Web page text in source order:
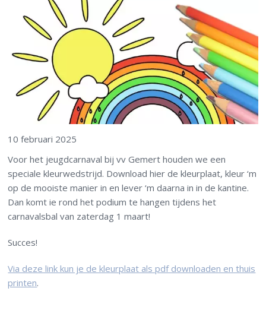
10 februari 2025
Voor het jeugdcarnaval bij vv Gemert houden we een
speciale kleurwedstrijd. Download hier de kleurplaat, kleur ‘m
op de mooiste manier in en lever ‘m daarna in in de kantine.
Dan komt ie rond het podium te hangen tijdens het
carnavalsbal van zaterdag 1 maart!
Succes!
Via deze link kun je de kleurplaat als pdf downloaden en thuis
printen.